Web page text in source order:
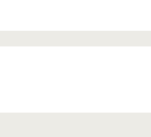
Innovative